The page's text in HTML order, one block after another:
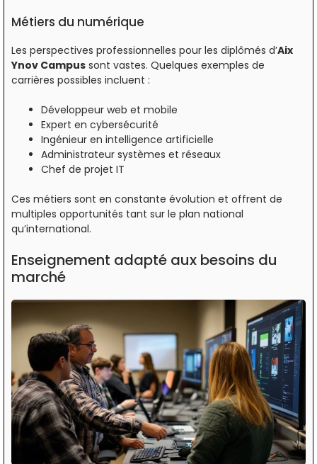
Métiers du numérique
Les perspectives professionnelles pour les diplômés d’Aix
Ynov Campus sont vastes. Quelques exemples de
carrières possibles incluent :
Développeur web et mobile
Expert en cybersécurité
Ingénieur en intelligence artificielle
Administrateur systèmes et réseaux
Chef de projet IT
Ces métiers sont en constante évolution et offrent de
multiples opportunités tant sur le plan national
qu’international.
Enseignement adapté aux besoins du
marché